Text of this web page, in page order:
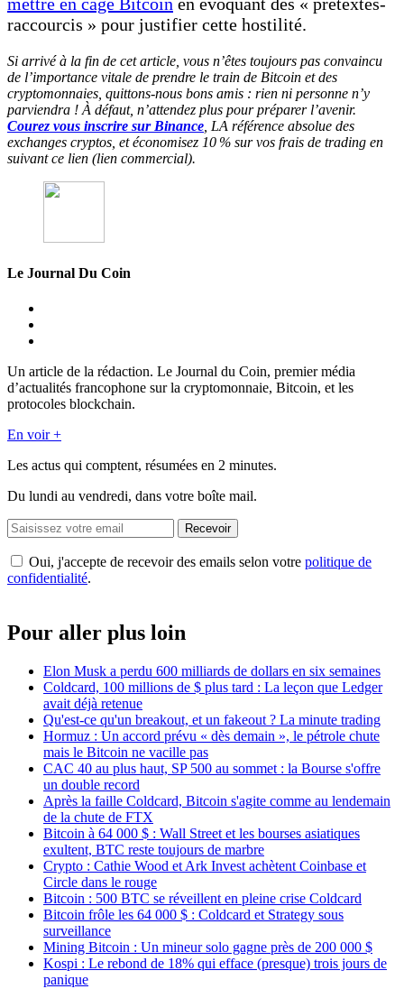
raccourcis » pour justifier cette hostilité.
Si arrivé à la fin de cet article, vous n’êtes toujours pas convaincu
de l’importance vitale de prendre le train de Bitcoin et des
cryptomonnaies, quittons-nous bons amis : rien ni personne n’y
parviendra ! À défaut, n’attendez plus pour préparer l’avenir.
Courez vous inscrire sur Binance , LA référence absolue des
exchanges cryptos, et économisez 10 % sur vos frais de trading en
suivant ce lien (lien commercial).
Le Journal Du Coin
Un article de la rédaction. Le Journal du Coin, premier média
d’actualités francophone sur la cryptomonnaie, Bitcoin, et les
protocoles blockchain.
En voir +
Les actus qui comptent, résumées en 2 minutes.
Du lundi au vendredi, dans votre boîte mail.
Recevoir
Oui, j'accepte de recevoir des emails selon votre politique de
confidentialité.
Pour aller plus loin
Elon Musk a perdu 600 milliards de dollars en six semaines
Coldcard, 100 millions de $ plus tard : La leçon que Ledger
avait déjà retenue
Qu'est-ce qu'un breakout, et un fakeout ? La minute trading
Hormuz : Un accord prévu « dès demain », le pétrole chute
mais le Bitcoin ne vacille pas
CAC 40 au plus haut, SP 500 au sommet : la Bourse s'offre
un double record
Après la faille Coldcard, Bitcoin s'agite comme au lendemain
de la chute de FTX
Bitcoin à 64 000 $ : Wall Street et les bourses asiatiques
exultent, BTC reste toujours de marbre
Crypto : Cathie Wood et Ark Invest achètent Coinbase et
Circle dans le rouge
Bitcoin : 500 BTC se réveillent en pleine crise Coldcard
Bitcoin frôle les 64 000 $ : Coldcard et Strategy sous
surveillance
Mining Bitcoin : Un mineur solo gagne près de 200 000 $
Kospi : Le rebond de 18% qui efface (presque) trois jours de
panique